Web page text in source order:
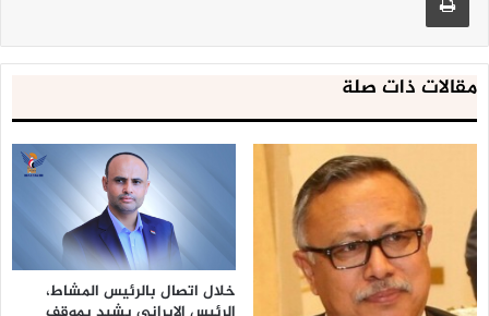
مقالات ذات صلة
خلال اتصال بالرئيس المشاط،